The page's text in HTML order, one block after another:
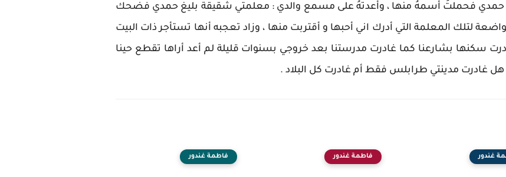
حمدي فحملتُ أسمهُ منها ، وأعدتهُ على مسمع والدي : معلمتي شقيقة بليغ حمدي فضحك
لتلك المعلمة التي أدرك اني أحبها و أقتربت منها ، وزاد تعجبه أنها تستأجر ذات البيت
سكنها بشارعنا كما غادرت مدرستنا بعد خروجي بسنوات قليلة لم أعد أراها تقطع حينا
هل غادرت مدينتي طرابلس فقط أم غادرت كل البلاد .
غندور فاطمة غندور فاطمة غندور